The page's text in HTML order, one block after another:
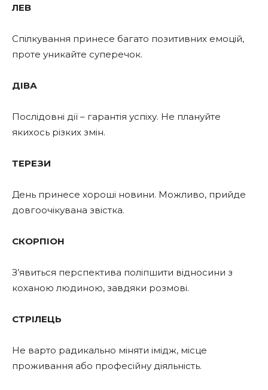
ЛЕВ
Спілкування принесе багато позитивних емоцій,
проте уникайте суперечок.
ДІВА
Послідовні дії – гарантія успіху. Не плануйте
якихось різких змін.
ТЕРЕЗИ
День принесе хороші новини. Можливо, прийде
довгоочікувана звістка.
СКОРПІОН
З’явиться перспектива поліпшити відносини з
коханою людиною, завдяки розмові.
СТРІЛЕЦЬ
Не варто радикально міняти імідж, місце
проживання або професійну діяльність.